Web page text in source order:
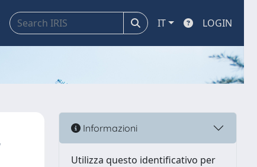
IT LOGIN
Informazioni
Utilizza questo identificativo per